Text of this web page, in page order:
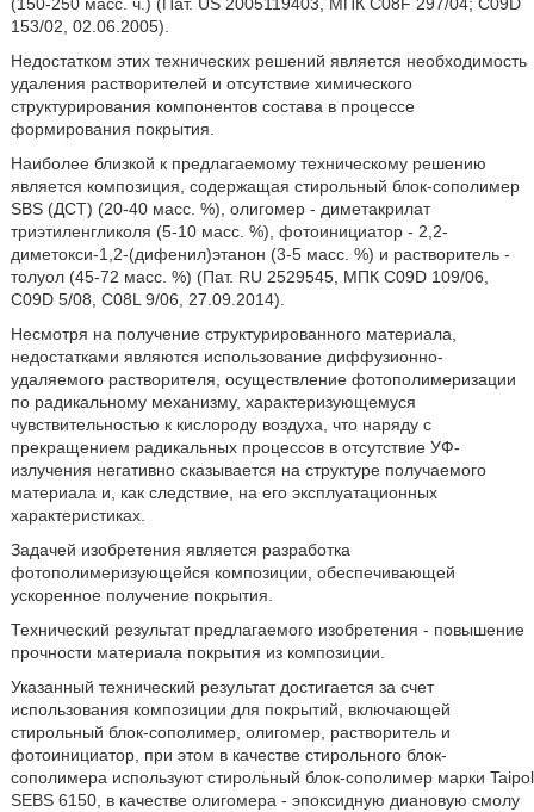
153/02, 02.06.2005).
Недостатком этих технических решений является необходимость
удаления растворителей и отсутствие химического
структурирования компонентов состава в процессе
формирования покрытия.
Наиболее близкой к предлагаемому техническому решению
является композиция, содержащая стирольный блок-сополимер
SBS (ДСТ) (20-40 масс. %), олигомер - диметакрилат
триэтиленгликоля (5-10 масс. %), фотоинициатор - 2,2-
диметокси-1,2-(дифенил)этанон (3-5 масс. %) и растворитель -
толуол (45-72 масс. %) (Пат. RU 2529545, МПК C09D 109/06,
C09D 5/08, C08L 9/06, 27.09.2014).
Несмотря на получение структурированного материала,
недостатками являются использование диффузионно-
удаляемого растворителя, осуществление фотополимеризации
по радикальному механизму, характеризующемуся
чувствительностью к кислороду воздуха, что наряду с
прекращением радикальных процессов в отсутствие УФ-
излучения негативно сказывается на структуре получаемого
материала и, как следствие, на его эксплуатационных
характеристиках.
Задачей изобретения является разработка
фотополимеризующейся композиции, обеспечивающей
ускоренное получение покрытия.
Технический результат предлагаемого изобретения - повышение
прочности материала покрытия из композиции.
Указанный технический результат достигается за счет
использования композиции для покрытий, включающей
стирольный блок-сополимер, олигомер, растворитель и
фотоинициатор, при этом в качестве стирольного блок-
сополимера используют стирольный блок-сополимер марки Taipol
SEBS 6150, в качестве олигомера - эпоксидную диановую смолу